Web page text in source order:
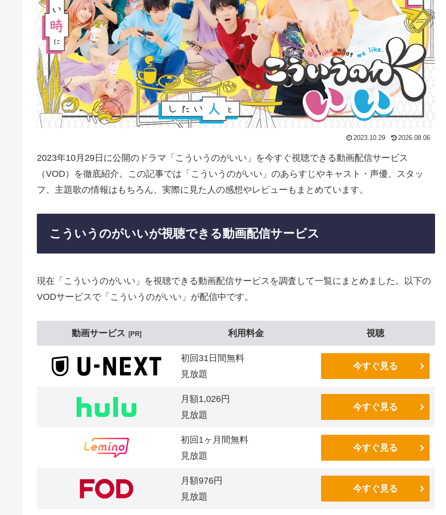
2023.10.29 2026.08.06
2023年10月29日に公開のドラマ「こういうのがいい」を今すぐ視聴できる動画配信サービス
（VOD）を徹底紹介。この記事では「こういうのがいい」のあらすじやキャスト・声優、スタッ
フ、主題歌の情報はもちろん、実際に見た人の感想やレビューもまとめています。
こういうのがいいが視聴できる動画配信サービス
現在「こういうのがいい」を視聴できる動画配信サービスを調査して一覧にまとめました。以下の
VODサービスで「こういうのがいい」が配信中です。
動画サービス PR 利用料金 視聴
初回31日間無料
見放題
今すぐ見る
月額1,026円
見放題
今すぐ見る
初回1ヶ月間無料
見放題
今すぐ見る
月額976円
見放題
今すぐ見る